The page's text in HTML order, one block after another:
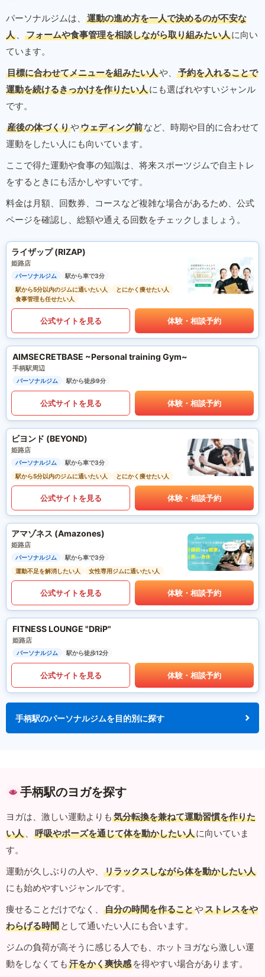
パーソナルジムは、
運動の進め方を一人で決めるのが不安な
人 、 フォームや食事管理を相談しながら取り組みたい人に向い
ています。
目標に合わせてメニューを組みたい人や、
予約を入れることで
運動を続けるきっかけを作りたい人にも選ばれやすいジャンル
です。
産後の体づくりやウェディング前など、時期や目的に合わせて
運動をしたい人にも向いています。
ここで得た運動や食事の知識は、将来スポーツジムで自主トレ
をするときにも活かしやすいです。
料金は月額、回数券、コースなど複雑な場合があるため、公式
ページを確認し、総額や通える回数をチェックしましょう。
ライザップ (RIZAP)
姫路店
パーソナルジム
駅から車で3分
駅から5分以内のジムに通いたい人
とにかく痩せたい人
食事管理も任せたい人
公式サイトを見る 体験・相談予約
AIMSECRETBASE ~Personal training Gym~
手柄駅周辺
パーソナルジム 駅から徒歩9分
公式サイトを見る 体験・相談予約
ビヨンド (BEYOND)
姫路店
パーソナルジム
駅から車で3分
駅から5分以内のジムに通いたい人
とにかく痩せたい人
公式サイトを見る 体験・相談予約
アマゾネス (Amazones)
姫路店
パーソナルジム
駅から車で3分
運動不足を解消したい人
女性専用ジムに通いたい人
公式サイトを見る 体験・相談予約
FITNESS LOUNGE "DRiP"
姫路店
パーソナルジム 駅から徒歩12分
公式サイトを見る 体験・相談予約
手柄駅のパーソナルジムを目的別に探す
手柄駅のヨガを探す
ヨガは、激しい運動よりも 気分転換を兼ねて運動習慣を作りた
い人 、 呼吸やポーズを通じて体を動かしたい人に向いていま
す。
運動が久しぶりの人や、
リラックスしながら体を動かしたい人
にも始めやすいジャンルです。
痩せることだけでなく、
自分の時間を作ることやストレスをや
わらげる時間 として通いたい人にも合います。
ジムの負荷が高そうに感じる人でも、ホットヨガなら激しい運
動をしなくても 汗をかく爽快感 を得やすい場合があります。